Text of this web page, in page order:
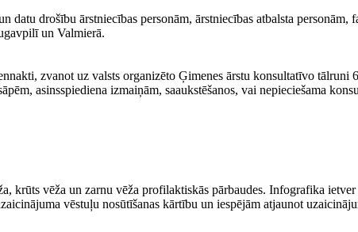
drošību ārstniecības personām, ārstniecības atbalsta personām,
un Valmierā.
zvanot uz valsts organizēto Ģimenes ārstu konsultatīvo tālruni
asinsspiediena izmaiņām, saaukstēšanos, vai nepieciešama
krūts vēža un zarnu vēža profilaktiskās pārbaudes. Infografika
vēstuļu nosūtīšanas kārtību un iespējām atjaunot